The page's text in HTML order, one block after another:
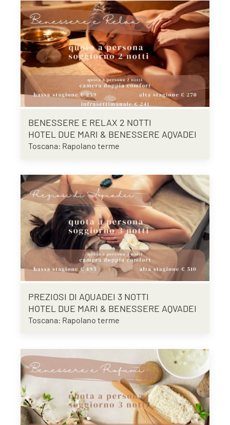
BENESSERE E RELAX 2 NOTTI
HOTEL DUE MARI & BENESSERE AQVADEI
Toscana: Rapolano terme
PREZIOSI DI AQUADEI 3 NOTTI
HOTEL DUE MARI & BENESSERE AQVADEI
Toscana: Rapolano terme